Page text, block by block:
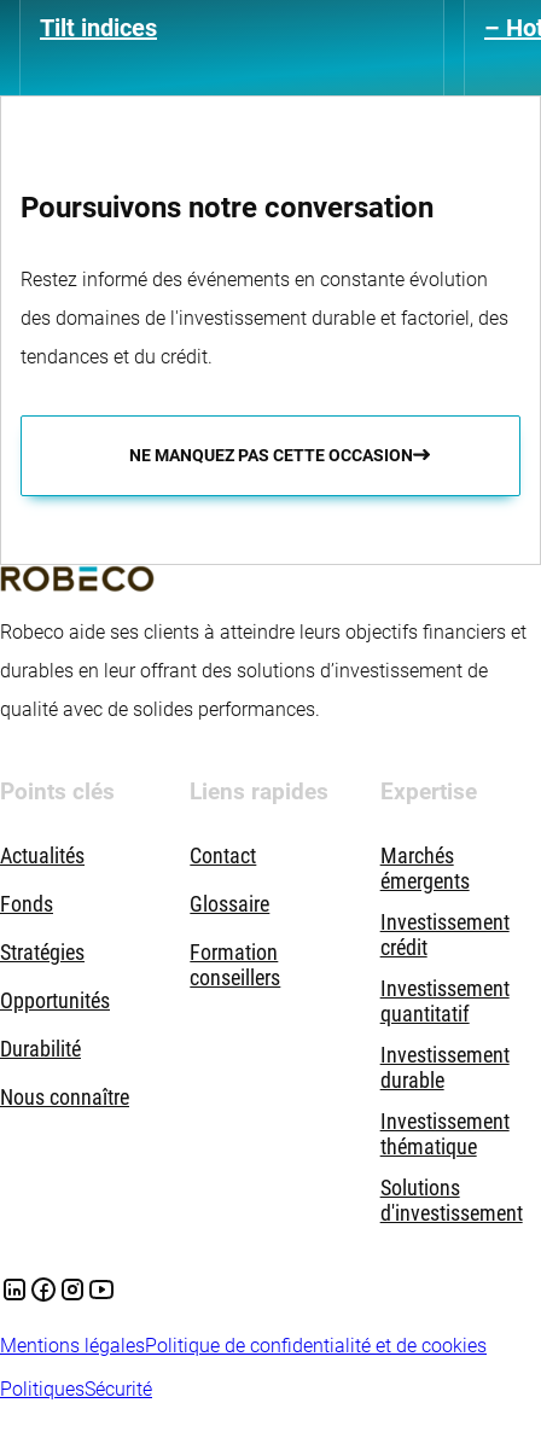
Tilt indices
–
Poursuivons notre conversation
Restez informé des événements en constante évolution
des domaines de l'investissement durable et factoriel, des
tendances et du crédit.
NE MANQUEZ PAS CETTE OCCASION
Robeco aide ses clients à atteindre leurs objectifs financiers et
durables en leur offrant des solutions d’investissement de
qualité avec de solides performances.
Points clés
Actualités
Fonds
Stratégies
Opportunités
Durabilité
Nous connaître
Liens rapides
Contact
Glossaire
Formation
conseillers
Expertise
Marchés
émergents
Investissement
crédit
Investissement
quantitatif
Investissement
durable
Investissement
thématique
Solutions
d'investissement
Mentions légalesPolitique de confidentialité et de cookies
PolitiquesSécurité